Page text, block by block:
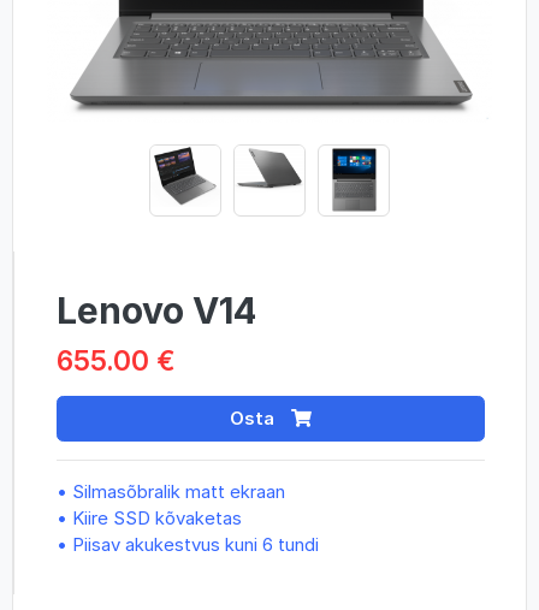
Lenovo V14
655.00 €
Osta
• Silmasõbralik matt ekraan
• Kiire SSD kõvaketas
• Piisav akukestvus kuni 6 tundi